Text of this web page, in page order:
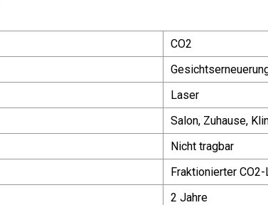
CO2
Laser
Salon, Zuhause,
Nicht tragbar
Fraktionierter
2 Jahre